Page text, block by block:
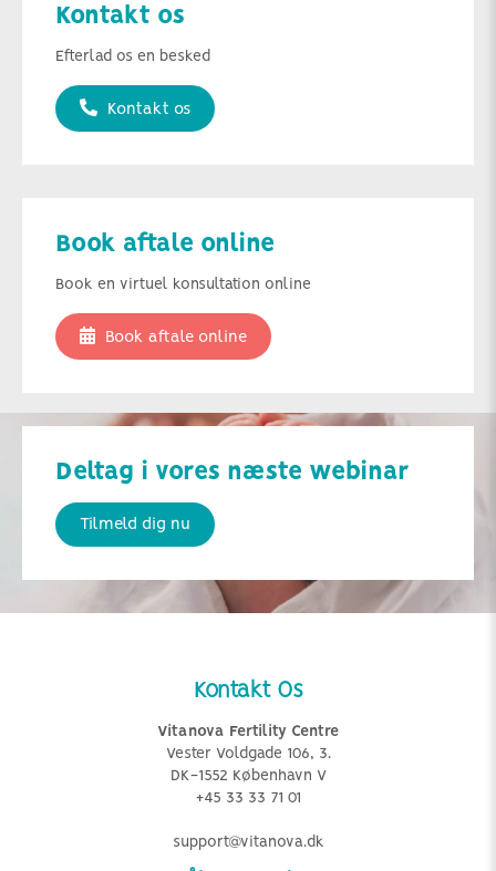
Kontakt os
Efterlad os en besked
Kontakt os
Book aftale online
Book en virtuel konsultation online
Book aftale online
Deltag i vores næste webinar
Tilmeld dig nu
Kontakt Os
Vitanova Fertility Centre
Vester Voldgade 106, 3.
DK-1552 København V
+45 33 33 71 01
support@vitanova.dk